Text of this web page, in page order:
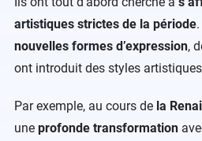
artistiques strictes de la période
nouvelles formes d’expression,
ont introduit des styles
Par exemple, au cours de la
une profonde transformation